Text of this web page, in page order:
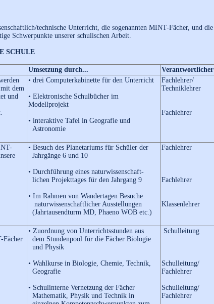
technische Unterricht, die sogenannten MINT-Fächer, und die
Schwerpunkte unserer schulischen Arbeit.
SCHULE
Umsetzung durch...
Verantwortlicher
dem
und
• drei Computerkabinette für den Unterricht
• Elektronische Schulbücher im
Modellprojekt
• interaktive Tafel in Geografie und
Astronomie
Fachlehrer/
Techniklehrer
Fachlehrer
• Besuch des Planetariums für Schüler der
Jahrgänge 6 und 10
• Durchführung eines naturwissenschaft-
lichen Projekttages für den Jahrgang 9
• Im Rahmen von Wandertagen Besuche
naturwissenschaftlicher Ausstellungen
(Jahrtausendturm MD, Phaeno WOB etc.)
Fachlehrer
Fachlehrer
Klassenlehrer
Fächer
• Zuordnung von Unterrichtsstunden aus
dem Stundenpool für die Fächer Biologie
und Physik
• Wahlkurse in Biologie, Chemie, Technik,
Geografie
• Schulinterne Vernetzung der Fächer
Mathematik, Physik und Technik in
Schulleitung
Schulleitung/
Fachlehrer
Schulleitung/
Fachlehrer